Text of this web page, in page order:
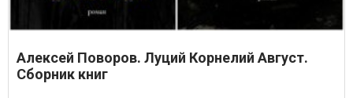
Алексей Поворов. Луций Корнелий Август.
Сборник книг